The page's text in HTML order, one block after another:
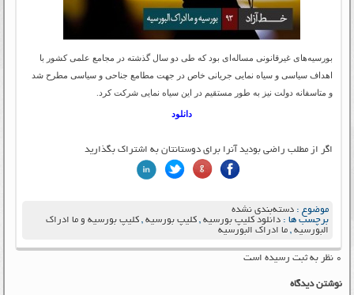
بورسیه‌های غیرقانونی مساله‌ای بود که طی دو سال گذشته در مجامع علمی کشور با
اهداف سیاسی و سیاه نمایی جریانی خاص در جهت مطامع جناحی و سیاسی مطرح شد
و متاسفانه دولت نیز به طور مستقیم در این سیاه نمایی شرکت کرد.
دانلود
اگر از مطلب راضی بودید آنرا برای دوستانتان به اشتراک بگذارید
موضوع :دسته‌بندی نشده
برچسب ها :دانلود کلیپ بورسیه ,کلیپ بورسیه ,کلیپ بورسیه و ما ادراک
البورسیه ,ما ادراک البورسیه
۰ نظر به ثبت رسیده است
نوشتن دیدگاه